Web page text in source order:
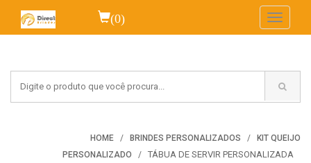
(0)
Toggle
HOME BRINDES PERSONALIZADOS
KIT QUEIJO
PERSONALIZADO
TÁBUA DE SERVIR PERSONALIZADA